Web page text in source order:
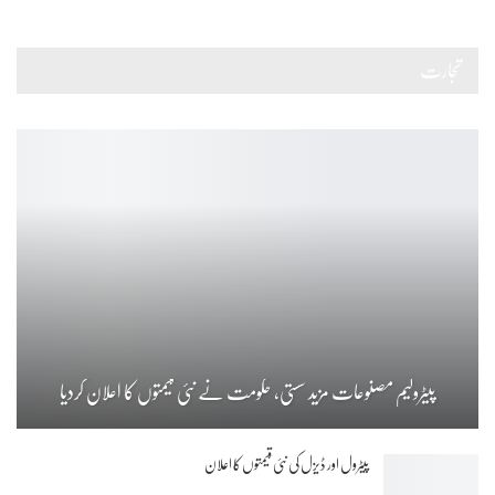
پیٹرولیم مصنوعات مزید سستی، حکومت نے نئی قیمتوں کا اعلان کردیا
پیٹرول اور ڈیزل کی نئی قیمتوں کا اعلان